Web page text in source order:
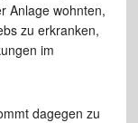
Anlage wohnten,
zu erkranken,
im
dagegen zu